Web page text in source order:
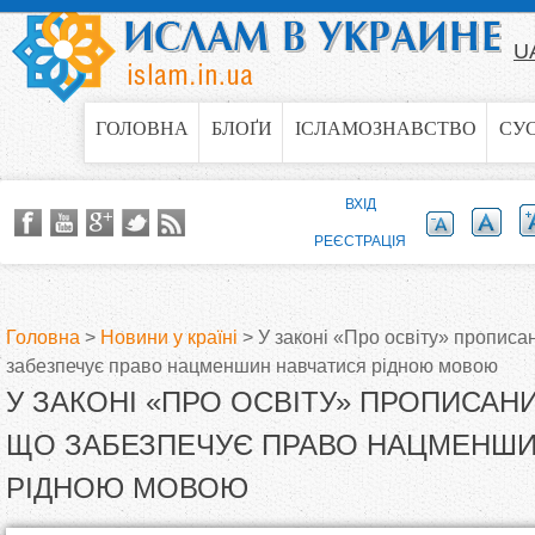
Jump to navigation
ГОЛОВНА БЛОҐИ ІСЛАМОЗНАВСТВО
В
и
є
Головна > Новини у країні > У законі «Про освіту»
забезпечує право нацменшин навчатися рідною мовою
У ЗАКОНІ «ПРО ОСВІТУ»
ЩО ЗАБЕЗПЕЧУЄ ПРАВО
РІДНОЮ МОВОЮ
ВХІД
РЕЄСТРАЦІЯ